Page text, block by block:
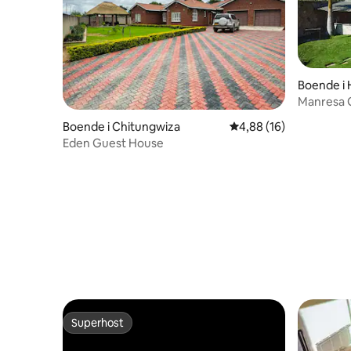
Boende i Chitungwiza 4,88 av 5 i
4,88 (16)
Eden Guest House
Boende i
Manresa
Superhost
Superhost